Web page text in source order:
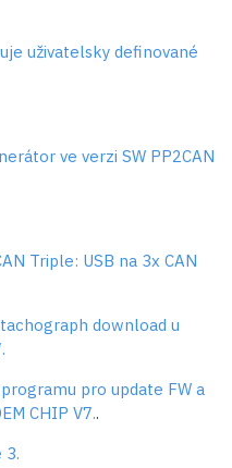
uživatelsky definované
ve verzi SW PP2CAN
Triple: USB na 3x CAN
download u
pro update FW a
CHIP V7..
3.